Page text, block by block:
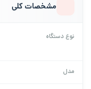
مشخصات کلی
نوع دستگاه
مدل